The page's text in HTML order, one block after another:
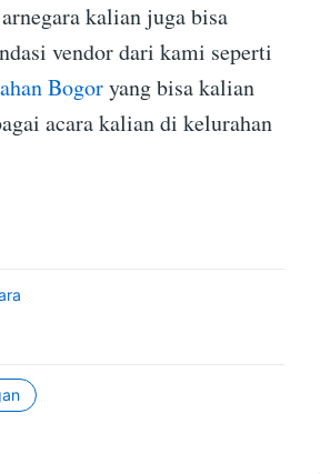
kalian juga bisa
vendor dari kami seperti
Bogoryang bisa kalian
acara kalian di kelurahan